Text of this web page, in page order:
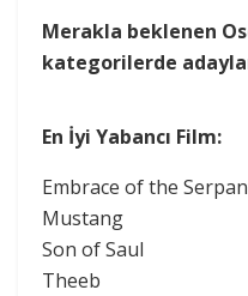
Merakla beklenen
kategorilerde
En İyi Yabancı Film:
Embrace of the
Mustang
Son of Saul
Theeb